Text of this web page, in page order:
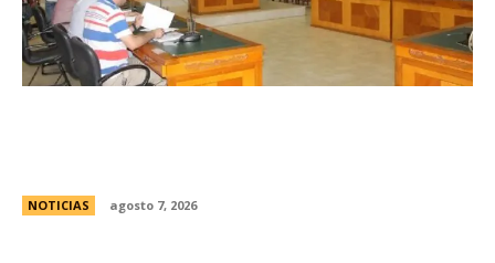
NOTICIAS agosto 7, 2026